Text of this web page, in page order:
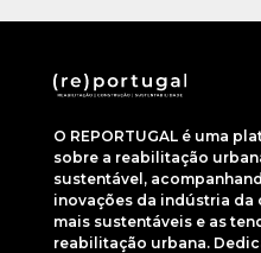
O REPORTUGAL é uma
sobre a reabilitação
sustentável,
inovações da indústria da
mais sustentáveis e as
reabilitação urbana.